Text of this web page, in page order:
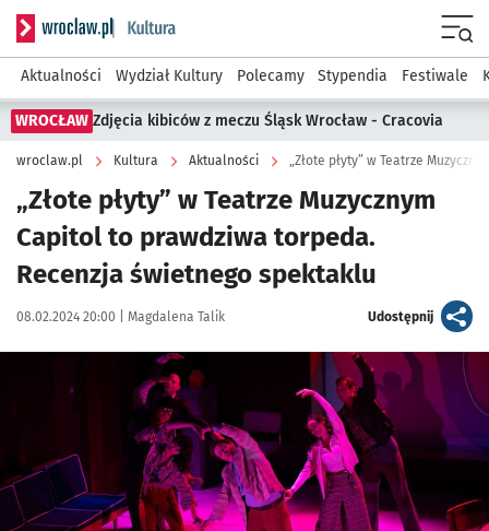
Serwis informacyjny wroclaw.pl podserwis: Kultura
Aktualności Wydział Kultury Polecamy Stypendia Festiwale
WROCŁAW Zdjęcia kibiców z meczu Śląsk Wrocław - Cracovia
wroclaw.pl Kultura Aktualności „Złote płyty” w Teatrze
„Złote płyty” w Teatrze Muzycznym
Capitol to prawdziwa torpeda.
Recenzja świetnego spektaklu
Data publikacji:
08.02.2024 20:00 | Autor:
Magdalena Talik Udostępnijartykuł
Kliknij, aby powiększyć